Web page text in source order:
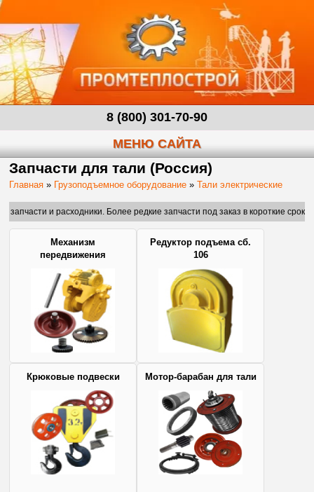
8 (800) 301-70-90
МЕНЮ САЙТА
Запчасти для тали (Россия)
Главная » Грузоподъемное оборудование » Тали электрические
и расходники. Более редкие запчасти под заказ в короткие сроки!
Механизм
передвижения
Редуктор подъема сб.
106
Крюковые подвески Мотор-барабан для тали